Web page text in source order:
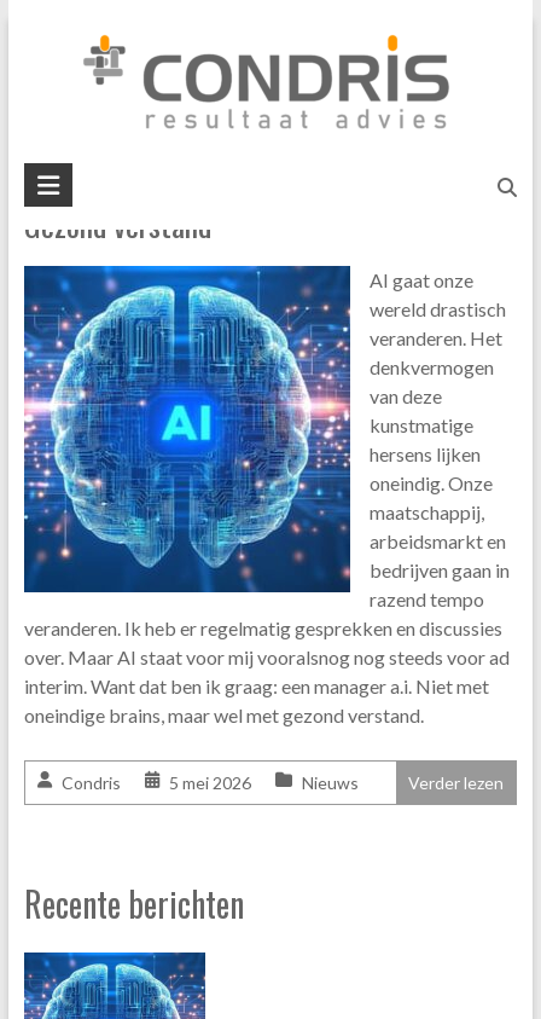
Condris
resultaat
interim
management
business
mediation
#taakgericht
U bent hier:Home » #taakgericht
Gezond verstand
AI gaat onze
wereld drastisch
veranderen. Het
denkvermogen
van deze
kunstmatige
hersens lijken
oneindig. Onze
maatschappij,
arbeidsmarkt en
bedrijven gaan in
razend tempo
veranderen. Ik heb er regelmatig gesprekken en discussies
over. Maar AI staat voor mij vooralsnog nog steeds voor ad
interim. Want dat ben ik graag: een manager a.i. Niet met
oneindige brains, maar wel met gezond verstand.
Condris 5 mei 2026 Nieuws Verder lezen
Recente berichten